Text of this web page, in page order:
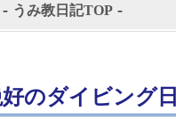
- うみ教日記TOP -
のダイビング